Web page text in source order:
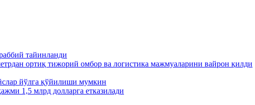
тайинланди
ортиқ тижорий омбор ва логистика мажмуаларини вайрон қилди
йўлга қўйилиши мумкин
1,5 млрд долларга етказилади